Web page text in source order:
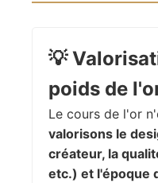
💡
poids de
Le cours de l'or
valorisons le
créateur, la
etc.) et l'époque